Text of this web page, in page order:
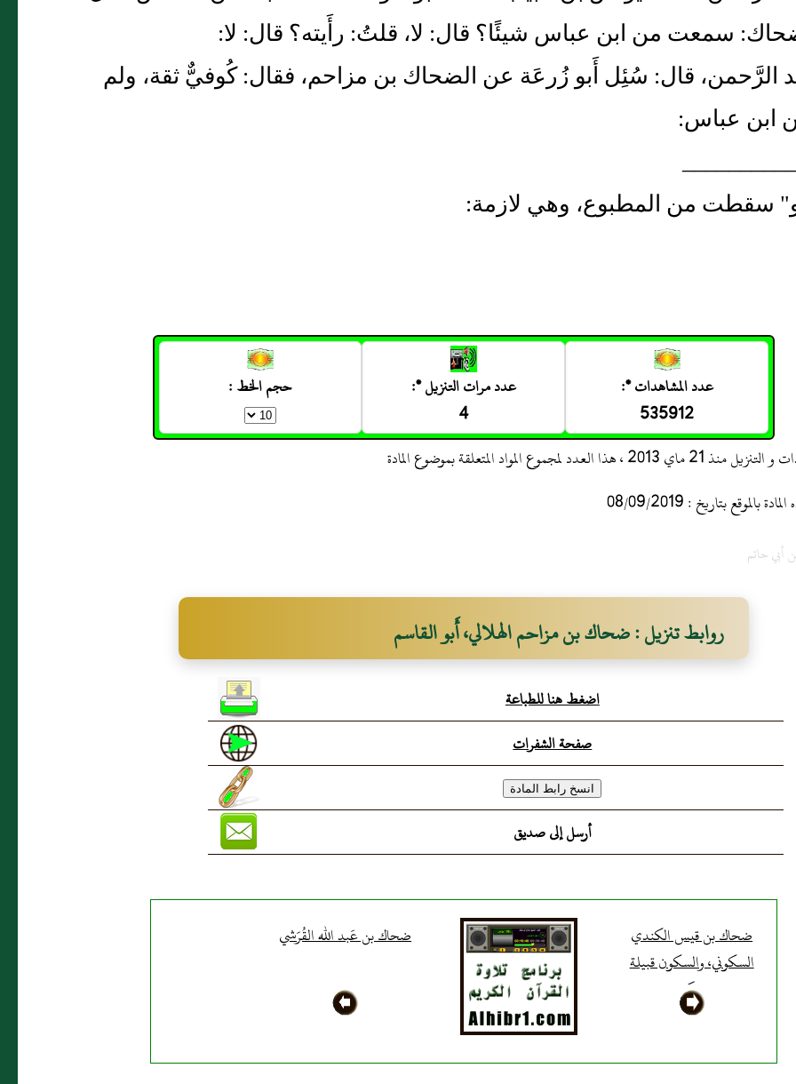
سمعت من ابن عباس شيئًا؟ قال: لا، قلتُ: رأَيته؟ قال: لا:
الرَّحمن، قال: سُئِل أَبو زُرعَة عن الضحاك بن مزاحم، فقال: كُوفيٌّ ثقة، ولم
ابن عباس:
عدد المشاهدات *:
535912
عدد مرات التنزيل *:
4
حجم الخط :
العدد لمجموع المواد المتعلقة بموضوع المادة
بتاريخ : 08/09/2019
أبي حاتم
روابط تنزيل : ضحاك بن مزاحم الهلالي، أَبو القاسم
اضغط هنا للطباعة
صفحة الشفرات
أرسل إلى صديق
ضحاك بن قيس الكندي
السكوني، والسكون قبيلة
من كندة
ضحاك بن عَبد الله القُرَشي